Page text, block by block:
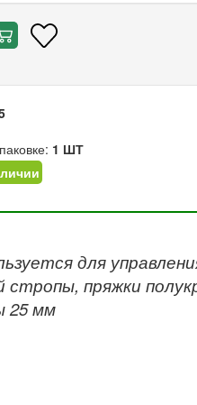
1 ШТ
для
стропы, пряжки
25 мм